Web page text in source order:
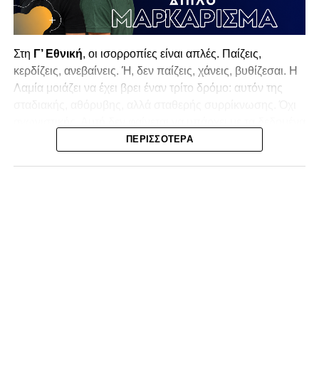
Στη Γ’ Εθνική, οι ισορροπίες είναι απλές. Παίζεις,
κερδίζεις, ανεβαίνεις. Ή, δεν παίζεις, χάνεις, βυθίζεσαι. Η
Λαμία μοιάζει να έχει βρει έναν τρίτο δρόμο: αυτόν της
της κατηγορίας. Της συρρίκνωσης της ίδιας της
ΠΕΡΙΣΣΌΤΕΡΑ